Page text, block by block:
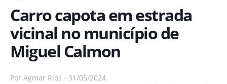
Carro capota em estrada
vicinal no município de
Miguel Calmon
Por Agmar Rios - 31/05/2024